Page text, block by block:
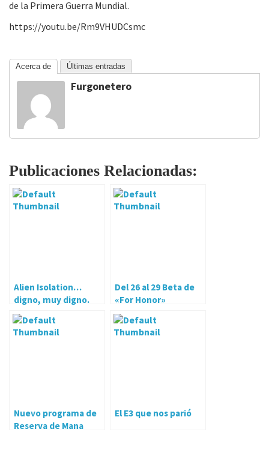
de la Primera Guerra Mundial.
https://youtu.be/Rm9VHUDCsmc
Acerca de Últimas entradas
Furgonetero
Publicaciones Relacionadas:
Alien Isolation…
digno, muy digno.
Del 26 al 29 Beta de
«For Honor»
Nuevo programa de
Reserva de Mana
El E3 que nos parió